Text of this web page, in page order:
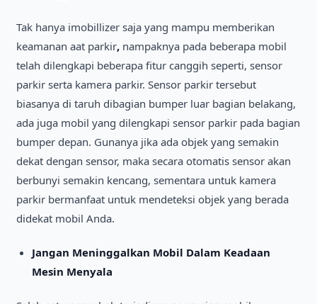
Tak hanya imobillizer saja yang mampu memberikan
keamanan aat parkir, nampaknya pada beberapa mobil
telah dilengkapi beberapa fitur canggih seperti, sensor
parkir serta kamera parkir. Sensor parkir tersebut
biasanya di taruh dibagian bumper luar bagian belakang,
ada juga mobil yang dilengkapi sensor parkir pada bagian
bumper depan. Gunanya jika ada objek yang semakin
dekat dengan sensor, maka secara otomatis sensor akan
berbunyi semakin kencang, sementara untuk kamera
parkir bermanfaat untuk mendeteksi objek yang berada
didekat mobil Anda.
Jangan Meninggalkan Mobil Dalam Keadaan
Mesin Menyala